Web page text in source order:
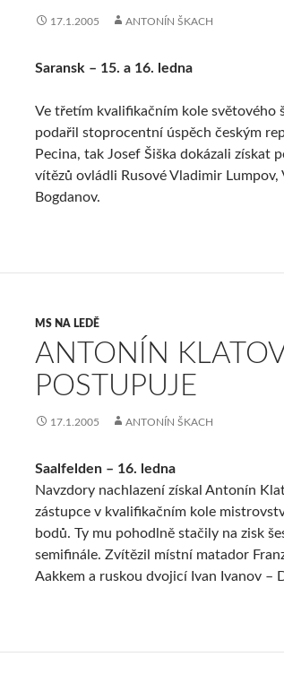
17.1.2005 ANTONÍN ŠKACH
Saransk – 15. a 16. ledna
Ve třetím kvalifikačním kole světového
podařil stoprocentní úspěch českým
Pecina, tak Josef Šiška dokázali získat
vítězů ovládli Rusové Vladimir
Bogdanov.
MS NA LEDĚ
ANTONÍN
POSTUPUJE
17.1.2005 ANTONÍN ŠKACH
Saalfelden – 16. ledna
Navzdory nachlazení získal Antonín
zástupce v kvalifikačním kole
bodů. Ty mu pohodlně stačily na zisk
semifinále. Zvítězil místní matador
Aakkem a ruskou dvojicí Ivan Ivanov –